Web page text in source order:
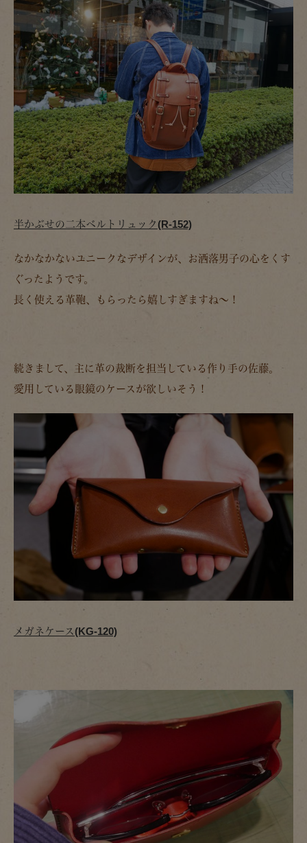
半かぶせの二本ベルトリュック(R-152)
なかなかないユニークなデザインが、お洒落男子の心をくす
ぐったようです。
長く使える革鞄、もらったら嬉しすぎますね～！
続きまして、主に革の裁断を担当している作り手の佐藤。
愛用している眼鏡のケースが欲しいそう！
メガネケース(KG-120)